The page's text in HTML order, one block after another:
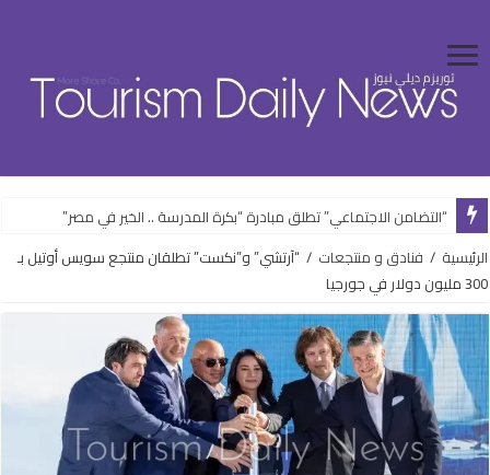
“التضامن الاجتماعي” تطلق مبادرة “بكرة المدرسة .. الخير في مصر”
الرئيسية / فنادق و منتجعات / “آرتشي” و”نكست” تطلقان منتجع سويس أوتيل بـ
300 مليون دولار في جورجيا